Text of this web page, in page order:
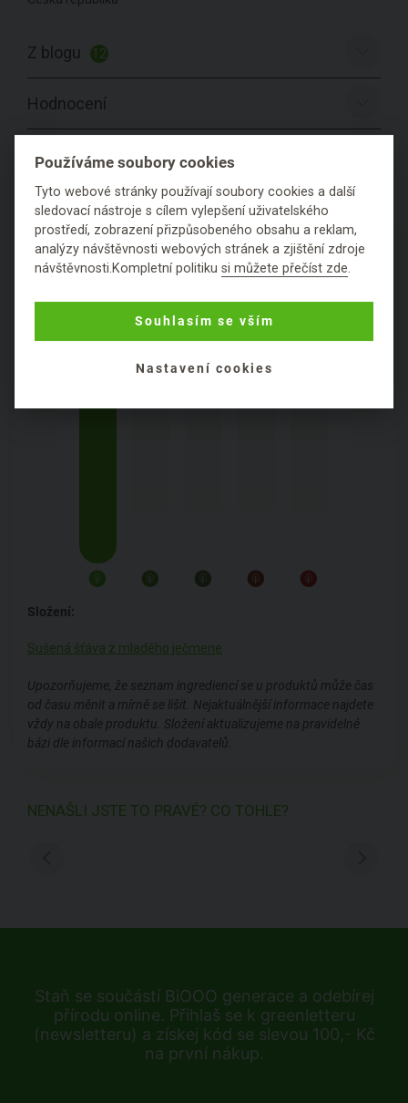
Z blogu 12
Hodnocení
Položit dotaz
PODROBNÉ SLOŽENÍ
PRODUKTU
sypká
Složení:
Sušená šťáva z mladého ječmene
Upozorňujeme, že seznam ingrediencí se u produktů může čas
od času měnit a mírně se lišit. Nejaktuálnější informace najdete
vždy na obale produktu. Složení aktualizujeme na pravidelné
bázi dle informací našich dodavatelů.
NENAŠLI JSTE TO PRAVÉ? CO TOHLE?
Staň se součástí BiOOO generace a odebírej
přírodu online. Přihlaš se k greenletteru
(newsletteru) a získej kód se slevou 100,- Kč
na první nákup.
Používáme soubory cookies
Tyto webové stránky používají soubory cookies a další
sledovací nástroje s cílem vylepšení uživatelského
prostředí, zobrazení přizpůsobeného obsahu a reklam,
analýzy návštěvnosti webových stránek a zjištění zdroje
návštěvnosti.Kompletní politikusi můžete přečíst zde.
Souhlasím se vším
Nastavení cookies